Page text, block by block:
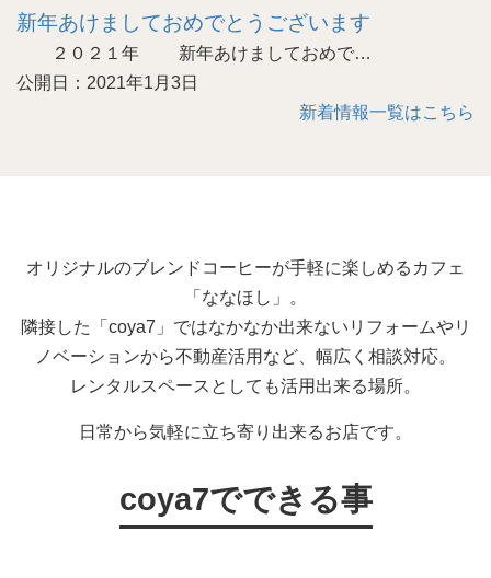
新年あけましておめでとうございます
２０２１年 新年あけましておめで…
公開日：2021年1月3日
新着情報一覧はこちら
オリジナルのブレンドコーヒーが手軽に楽しめるカフェ
「ななほし」。
隣接した「coya7」ではなかなか出来ないリフォームやリ
ノベーションから不動産活用など、幅広く相談対応。
レンタルスペースとしても活用出来る場所。
日常から気軽に立ち寄り出来るお店です。
coya7でできる事